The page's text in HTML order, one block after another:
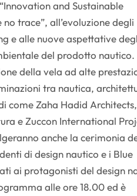
and Sustainable
trace”, all’evoluzione degli
e alle nuove aspettative
del prodotto nautico.
della vela ad alte
tra nautica,
come Zaha Hadid
e Zuccon International
anche la cerimonia
di design nautico e i Blue
ai protagonisti del design
alle ore 18.00 ed è